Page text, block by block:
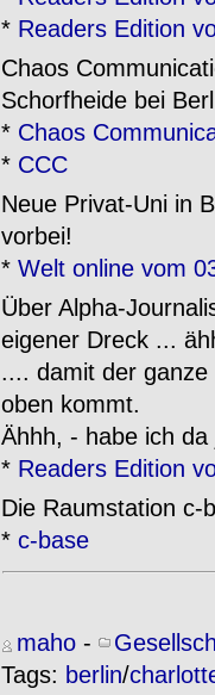
* Readers Edition
Chaos
Schorfheide bei
* Chaos
* CCC
Neue Privat-Uni in
vorbei!
* Welt online vom
Über Alpha-
eigener Dreck ...
.... damit der
oben kommt.
Ähhh, - habe ich
*Readers Edition
Die Raumstation c-
* c-base
maho-
Tags: berlin/